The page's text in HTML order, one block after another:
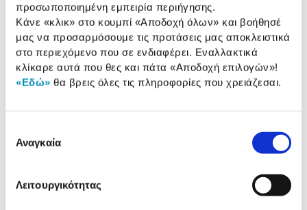
προσωποποιημένη εμπειρία περιήγησης.
Κάνε «κλικ» στο κουμπί «Αποδοχή όλων» και βοήθησέ
μας να προσαρμόσουμε τις προτάσεις μας αποκλειστικά
στο περιεχόμενο που σε ενδιαφέρει. Εναλλακτικά
κλίκαρε αυτά που θες και πάτα «Αποδοχή επιλογών»!
«Εδώ» θα βρεις όλες τις πληροφορίες που χρειάζεσαι.
συγκατάθεσης
Αναγκαία
Λειτουργικότητας
Δες τα HOT προϊόντα της
κατηγορίας «Κασετίνες»